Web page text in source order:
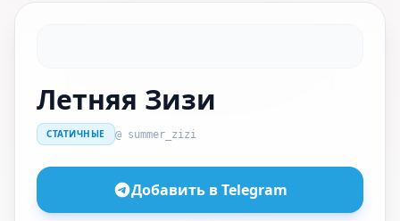
Летняя Зизи
СТАТИЧНЫЕ @ summer_zizi
Добавить в Telegram